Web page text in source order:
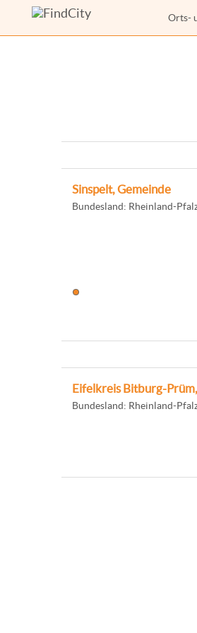
Orts-
Sinspelt, Gemeinde
Bundesland: Rheinland-
Eifelkreis Bitburg-
Bundesland: Rheinland-